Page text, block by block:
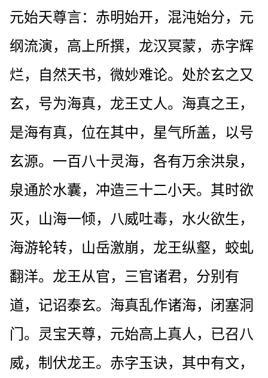
元始天尊言：赤明始开，混沌始分，元
纲流演，高上所撰，龙汉冥蒙，赤字辉
烂，自然天书，微妙难论。处於玄之又
玄，号为海真，龙王丈人。海真之王，
是海有真，位在其中，星气所盖，以号
玄源。一百八十灵海，各有万余洪泉，
泉通於水囊，冲造三十二小天。其时欲
灭，山海一倾，八威吐毒，水火欲生，
海游轮转，山岳激崩，龙王纵壑，蛟虬
翻洋。龙王从官，三官诸君，分别有
道，记诏泰玄。海真乱作诸海，闭塞洞
门。灵宝天尊，元始高上真人，已召八
威，制伏龙王。赤字玉诀，其中有文，